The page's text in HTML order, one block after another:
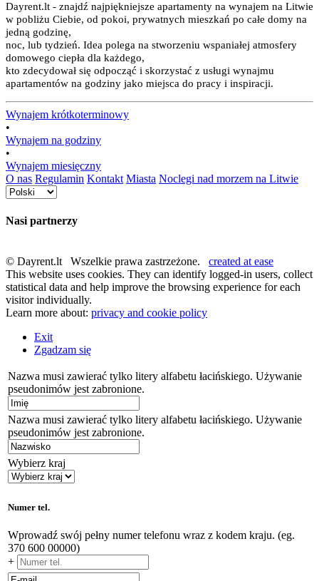
Dayrent.lt - znajdź najpiękniejsze apartamenty na wynajem na Litwie
w pobliżu Ciebie, od pokoi, prywatnych mieszkań po całe domy na
jedną godzinę,
noc, lub tydzień. Idea polega na stworzeniu wspaniałej atmosfery
domowego ciepła dla każdego,
kto zdecydował się odpocząć i skorzystać z usługi wynajmu
apartamentów na godziny jako miejsca do pracy i inspiracji.
Wynajem krótkoterminowy
•
Wynajem na godziny
•
Wynajem miesięczny
O nas Regulamin Kontakt Miasta Noclegi nad morzem na Litwie
Nasi partnerzy
© Dayrent.lt Wszelkie prawa zastrzeżone. created at ease
This website uses cookies. They can identify logged-in users, collect
statistical data and help improve the browsing experience for each
visitor individually.
Learn more about: privacy and cookie policy
Exit
Zgadzam się
Nazwa musi zawierać tylko litery alfabetu łacińskiego. Używanie
pseudonimów jest zabronione.
Nazwa musi zawierać tylko litery alfabetu łacińskiego. Używanie
pseudonimów jest zabronione.
Wybierz kraj
Numer tel.
Wprowadź swój pełny numer telefonu wraz z kodem kraju. (eg.
370 600 00000)
+